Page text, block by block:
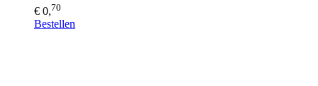
€ 0,70
Bestellen